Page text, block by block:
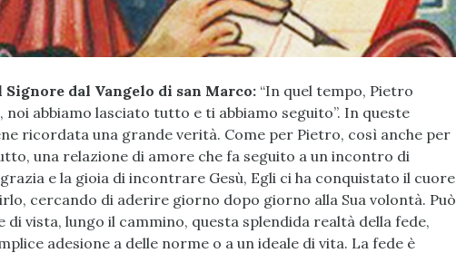
dal Vangelo di san Marco:“In quel tempo, Pietro
noi abbiamo lasciato tutto e ti abbiamo seguito”. In queste
ricordata una grande verità. Come per Pietro, così anche per
una relazione di amore che fa seguito a un incontro di
e la gioia di incontrare Gesù, Egli ci ha conquistato il cuore
cercando di aderire giorno dopo giorno alla Sua volontà. Può
vista, lungo il cammino, questa splendida realtà della fede,
adesione a delle norme o a un ideale di vita. La fede è